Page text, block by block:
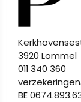
3920 Lommel
011 340 360
BE